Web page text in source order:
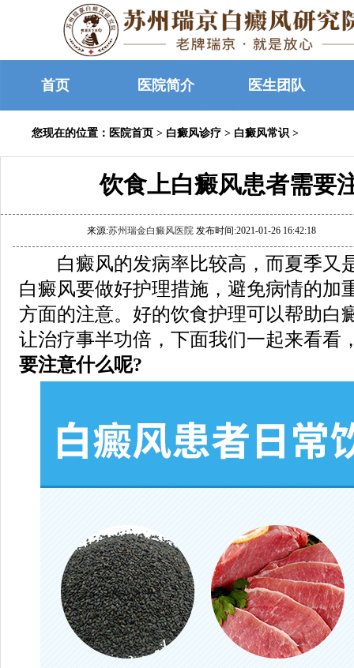
首页 医院简介 医生团队
您现在的位置： 医院首页 > 白癜风诊疗 > 白癜风常识 >
饮食上白癜风患者需要
来源:苏州瑞金白癜风医院 发布时间:2021-01-26 16:42:18
白癜风的发病率比较高，而夏季又
白癜风要做好护理措施，避免病情的加
方面的注意。好的饮食护理可以帮助白
让治疗事半功倍，下面我们一起来看看
要注意什么呢?